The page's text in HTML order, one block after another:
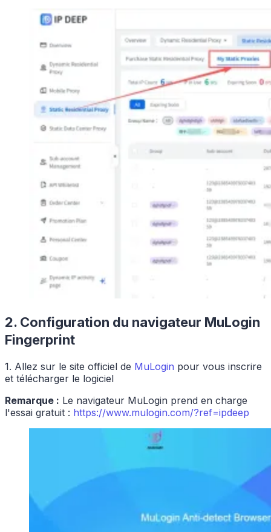
2. Configuration du navigateur MuLogin
Fingerprint
1. Allez sur le site officiel de MuLogin pour vous inscrire
et télécharger le logiciel
Remarque : Le navigateur MuLogin prend en charge
l'essai gratuit : https://www.mulogin.com/?ref=ipdeep